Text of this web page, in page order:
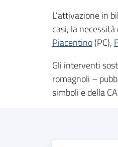
L’attivazione in
casi, la
Piacentino(PC),
Gli interventi
romagnoli –
simboli e della